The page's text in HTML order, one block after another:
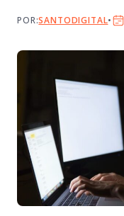
POR:SANTODIGITAL